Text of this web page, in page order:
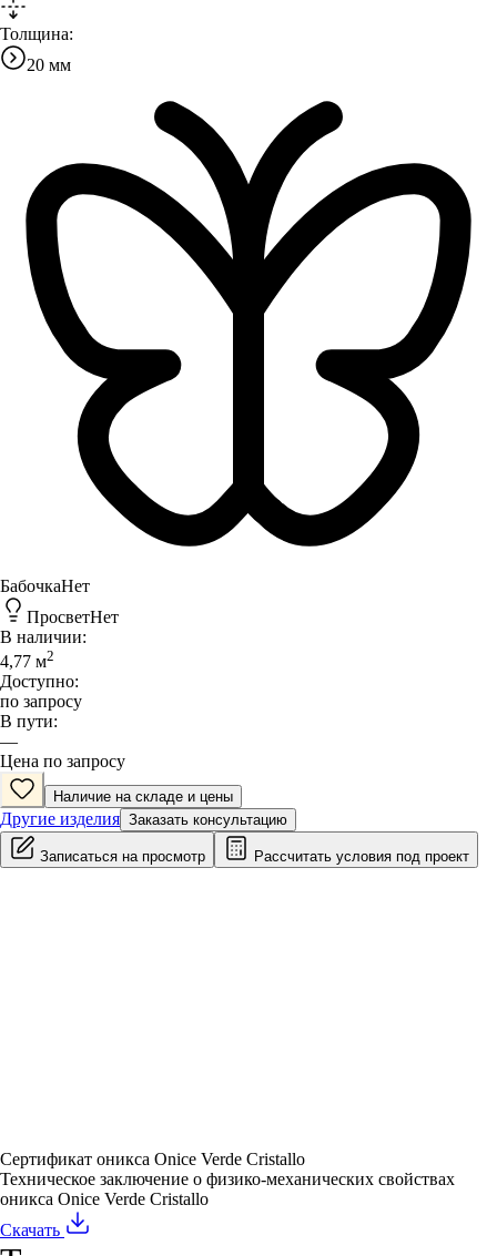
Толщина:
20 мм
БабочкаНет
ПросветНет
В наличии:
4,77 м2
Доступно:
по запросу
В пути:
—
Цена по запросу
Наличие на складе и цены
Другие изделия Заказать консультацию
Записаться на просмотр Рассчитать условия под проект
Сертификат оникса Onice Verde Cristallo
Техническое заключение о физико-механических свойствах
оникса Onice Verde Cristallo
Скачать